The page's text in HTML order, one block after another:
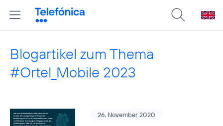
Blogartikel zum Thema
#Ortel_Mobile 2023
26. November 2020